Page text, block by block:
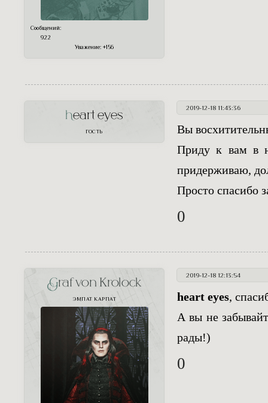
Сообщений:
922
Уважение: +156
2019-12-18 11:43:36
heart eyes
ГОСТЬ
Вы
Приду к вам в
придерживаю,
Просто спасибо
0
2019-12-18 12:13:54
Graf von Krolock
ЭМПАТ КАРПАТ heart eyes,
А вы не
рады!)
0